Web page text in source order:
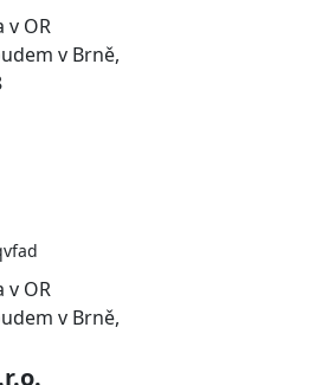
v OR
v Brně,
v OR
v Brně,